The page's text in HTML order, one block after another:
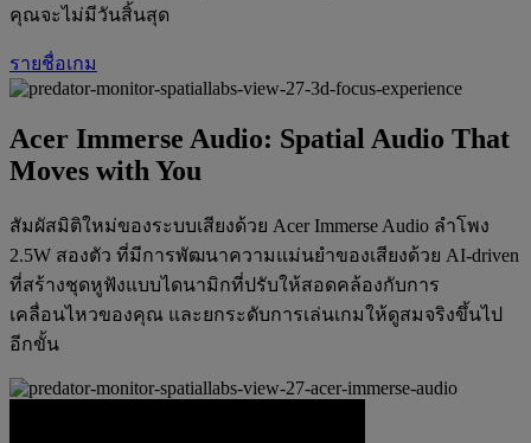
คุณจะไม่มีวันสิ้นสุด
รายชื่อเกม
Acer Immerse Audio: Spatial Audio That
Moves with You
สัมผัสมิติใหม่ของระบบเสียงด้วย Acer Immerse Audio ลำโพง
2.5W สองตัว ที่มีการพัฒนาความแม่นยำของเสียงด้วย AI-driven
ที่สร้างชุดหูฟังแบบไดนามิกที่ปรับให้สอดคล้องกับการ
เคลื่อนไหวของคุณ และยกระดับการเล่นเกมให้ดูสมจริงขึ้นไป
อีกขั้น